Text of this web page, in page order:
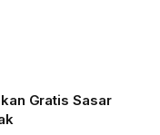
Gratis Sasar